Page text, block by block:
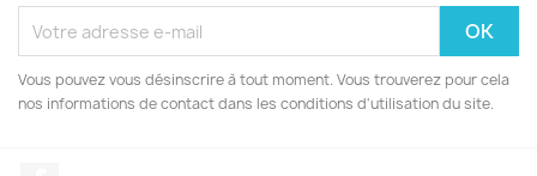
Vous pouvez vous désinscrire à tout moment. Vous trouverez pour cela
nos informations de contact dans les conditions d'utilisation du site.